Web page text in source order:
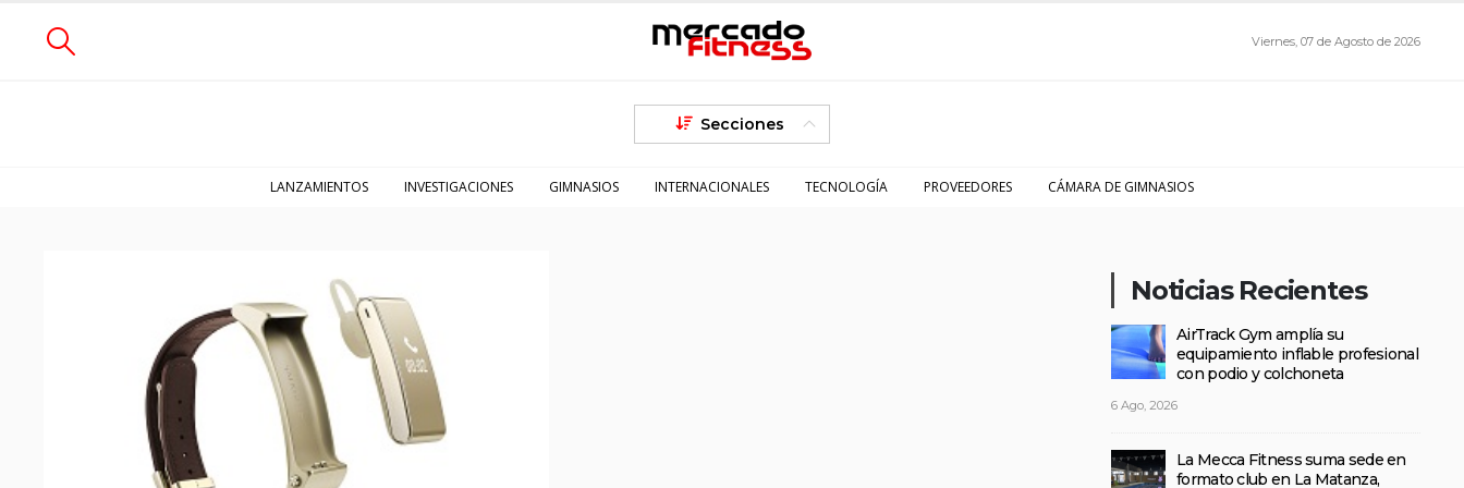
Viernes, 07 de Agosto de 2026
Secciones
LANZAMIENTOS INVESTIGACIONES GIMNASIOS INTERNACIONALES TECNOLOGÍA PROVEEDORES CÁMARA DE GIMNASIOS
Noticias Recientes
AirTrack Gym amplía su
equipamiento inflable profesional
con podio y colchoneta
6 Ago, 2026
La Mecca Fitness suma sede en
formato club en La Matanza,